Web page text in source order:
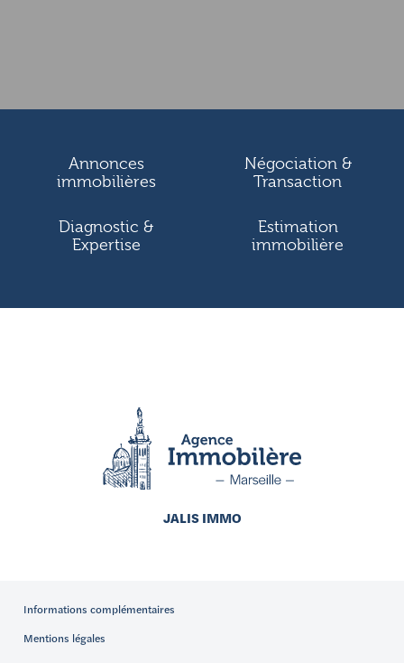
Annonces
immobilières
Négociation &
Transaction
Diagnostic &
Expertise
Estimation
immobilière
JALIS IMMO
Informations complémentaires
Mentions légales